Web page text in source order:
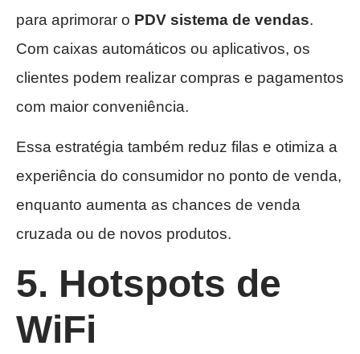
para aprimorar o PDV sistema de vendas.
Com caixas automáticos ou aplicativos, os
clientes podem realizar compras e pagamentos
com maior conveniência.
Essa estratégia também reduz filas e otimiza a
experiência do consumidor no ponto de venda,
enquanto aumenta as chances de venda
cruzada ou de novos produtos.
5. Hotspots de
WiFi